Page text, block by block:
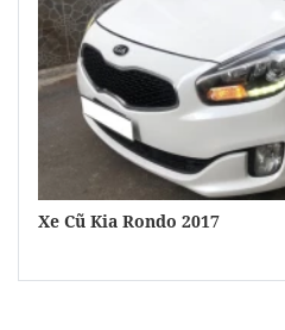
Xe Cũ Kia Rondo 2017